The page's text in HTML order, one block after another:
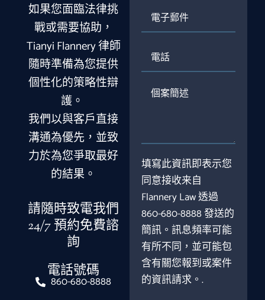
如果您面臨法律挑
戰或需要協助，
Tianyi Flannery 律師
隨時準備為您提供
個性化的策略性辯
護。
我們以與客戶直接
溝通為優先，並致
力於為您爭取最好
的結果。
請隨時致電我們
24/7 預約免費諮
詢
電話號碼
860-680-8888
郵
填寫此資訊即表示您
同意接收来自
Flannery Law 透過
860-680-8888 發送的
簡訊。訊息頻率可能
有所不同，並可能包
含有關您報到或案件
的資訊請求。.